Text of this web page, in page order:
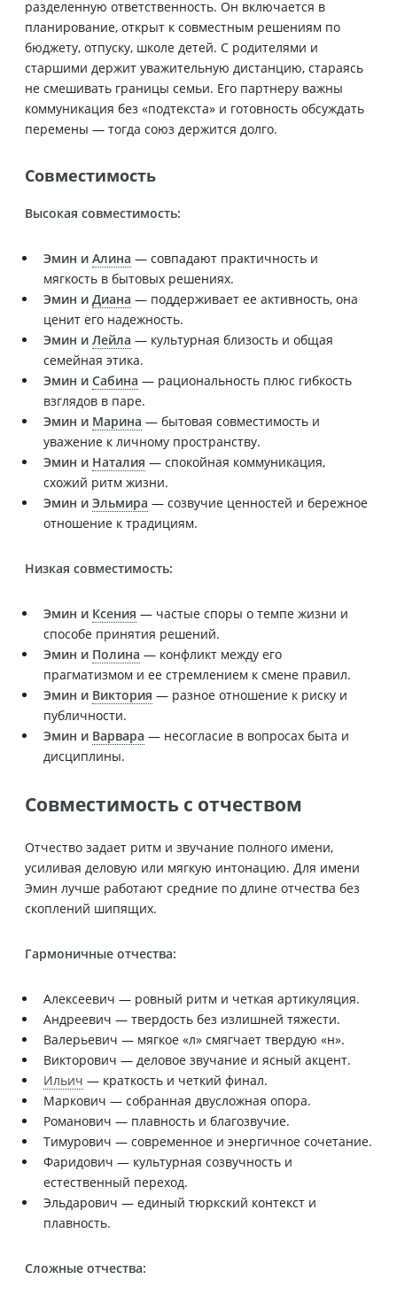
разделенную ответственность. Он включается в
планирование, открыт к совместным решениям по
бюджету, отпуску, школе детей. С родителями и
старшими держит уважительную дистанцию, стараясь
не смешивать границы семьи. Его партнеру важны
коммуникация без «подтекста» и готовность обсуждать
перемены — тогда союз держится долго.
Совместимость
Высокая совместимость:
Эмин и Алина — совпадают практичность и
мягкость в бытовых решениях.
Эмин и Диана — поддерживает ее активность, она
ценит его надежность.
Эмин и Лейла — культурная близость и общая
семейная этика.
Эмин и Сабина — рациональность плюс гибкость
взглядов в паре.
Эмин и Марина — бытовая совместимость и
уважение к личному пространству.
Эмин и Наталия — спокойная коммуникация,
схожий ритм жизни.
Эмин и Эльмира — созвучие ценностей и бережное
отношение к традициям.
Низкая совместимость:
Эмин и Ксения — частые споры о темпе жизни и
способе принятия решений.
Эмин и Полина — конфликт между его
прагматизмом и ее стремлением к смене правил.
Эмин и Виктория — разное отношение к риску и
публичности.
Эмин и Варвара — несогласие в вопросах быта и
дисциплины.
Совместимость с отчеством
Отчество задает ритм и звучание полного имени,
усиливая деловую или мягкую интонацию. Для имени
Эмин лучше работают средние по длине отчества без
скоплений шипящих.
Гармоничные отчества:
Алексеевич — ровный ритм и четкая артикуляция.
Андреевич — твердость без излишней тяжести.
Валерьевич — мягкое «л» смягчает твердую «н».
Викторович — деловое звучание и ясный акцент.
Ильич — краткость и четкий финал.
Маркович — собранная двусложная опора.
Романович — плавность и благозвучие.
Тимурович — современное и энергичное сочетание.
Фаридович — культурная созвучность и
естественный переход.
Эльдарович — единый тюркский контекст и
плавность.
Сложные отчества: